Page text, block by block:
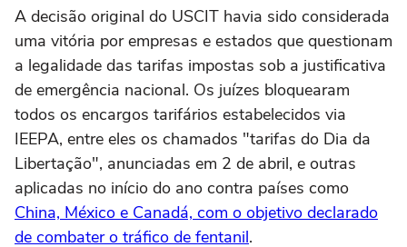
A decisão original do USCIT havia sido considerada
uma vitória por empresas e estados que questionam
a legalidade das tarifas impostas sob a justificativa
de emergência nacional. Os juízes bloquearam
todos os encargos tarifários estabelecidos via
IEEPA, entre eles os chamados "tarifas do Dia da
Libertação", anunciadas em 2 de abril, e outras
aplicadas no início do ano contra países como
China, México e Canadá, com o objetivo declarado
de combater o tráfico de fentanil.